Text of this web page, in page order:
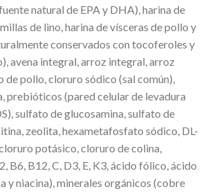
natural de EPA y DHA), harina de
de lino, harina de vísceras de pollo y
conservados con tocoferoles y
avena integral, arroz integral, arroz
pollo, cloruro sódico (sal común),
prebióticos (pared celular de levadura
sulfato de glucosamina, sulfato de
zeolita, hexametafosfato sódico, DL-
potásico, cloruro de colina,
B6, B12, C, D3, E, K3, ácido fólico, ácido
y niacina), minerales orgánicos (cobre